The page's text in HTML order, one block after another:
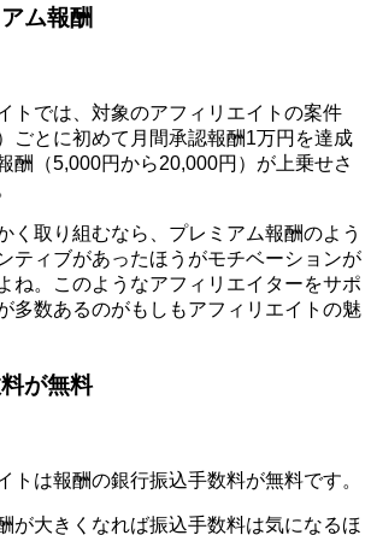
ム報酬
トでは、対象のアフィリエイトの案件
ごとに初めて月間承認報酬1万円を達成
酬（5,000円から20,000円）が上乗せさ
く取り組むなら、プレミアム報酬のよう
ティブがあったほうがモチベーションが
ね。このようなアフィリエイターをサポ
多数あるのがもしもアフィリエイトの魅
が無料
トは報酬の銀行振込手数料が無料です。
が大きくなれば振込手数料は気になるほ